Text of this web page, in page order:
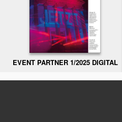
EVENT PARTNER 1/2025 DIGITAL